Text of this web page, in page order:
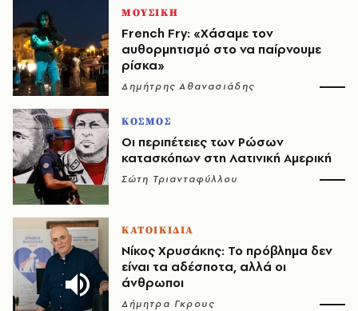
ΜΟΥΣΙΚΗ
French Fry: «Χάσαμε τον
αυθορμητισμό στο να παίρνουμε
ρίσκα»
Δημήτρης Αθανασιάδης
ΚΟΣΜΟΣ
Οι περιπέτειες των Ρώσων
κατασκόπων στη Λατινική Αμερική
Σώτη Τριανταφύλλου
ΚΑΤΟΙΚΙΔΙΑ
Νίκος Χρυσάκης: Το πρόβλημα δεν
είναι τα αδέσποτα, αλλά οι
άνθρωποι
Δήμητρα Γκρους